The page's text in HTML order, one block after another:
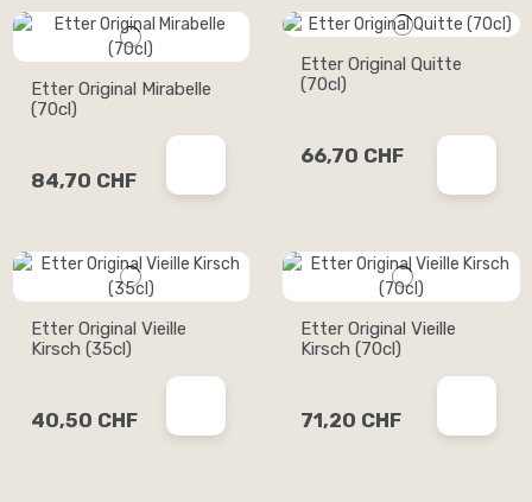
Etter Original Mirabelle
(70cl)
84,70 CHF
Etter Original Quitte
(70cl)
66,70 CHF
Etter Original Vieille
Kirsch (35cl)
40,50 CHF
Etter Original Vieille
Kirsch (70cl)
71,20 CHF